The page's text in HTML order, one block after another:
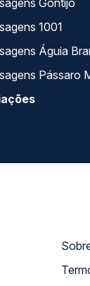
Gontijo
1001
Águia
Pássaro